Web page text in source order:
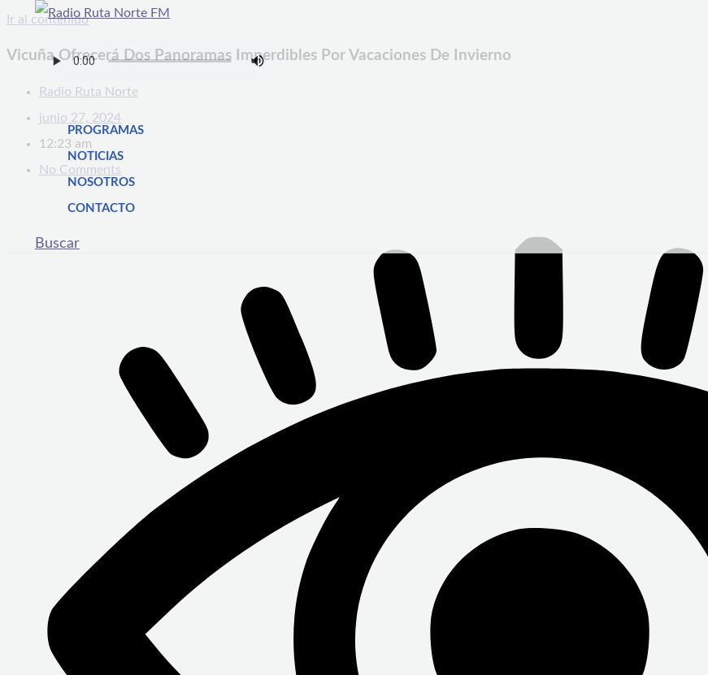
Ir al contenido
PROGRAMAS
NOTICIAS
NOSOTROS
CONTACTO
Buscar
Vicuña Ofrecerá Dos Panoramas Imperdibles Por Vacaciones De Invierno
Radio Ruta Norte
junio 27, 2024
12:23 am
No Comments